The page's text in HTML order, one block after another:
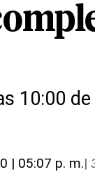
10:00
| 05:07 p. m.|